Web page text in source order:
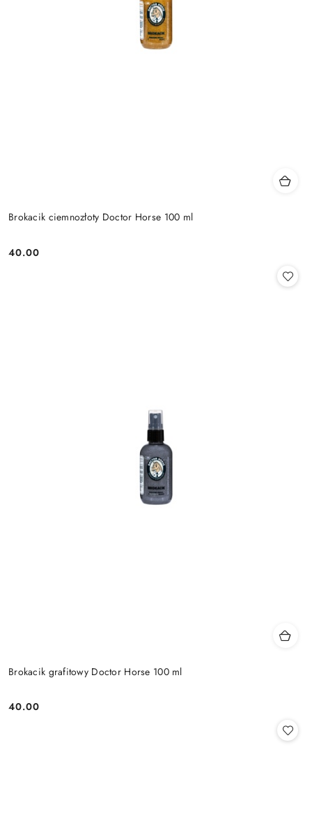
Brokacik ciemnozłoty Doctor Horse 100 ml
Cena:
40.00
Brokacik grafitowy Doctor Horse 100 ml
Cena:
40.00